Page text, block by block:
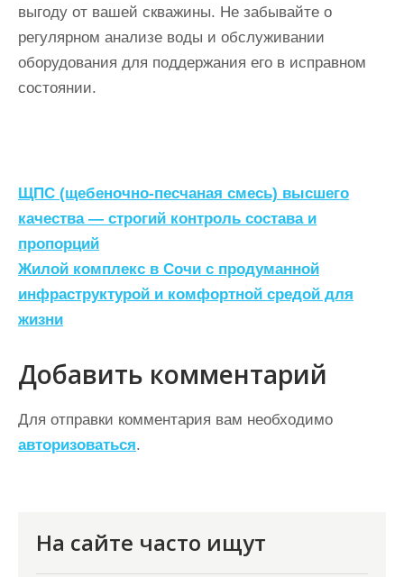
выгоду от вашей скважины. Не забывайте о
регулярном анализе воды и обслуживании
оборудования для поддержания его в исправном
состоянии.
Н
а
в
и
г
ц
я
п
ЩПС (щебеночно-песчаная смесь) высшего
качества — строгий контроль состава и
пропорций
Жилой комплекс в Сочи с продуманной
инфраструктурой и комфортной средой для
жизни
Добавить комментарий
Для отправки комментария вам необходимо
авторизоваться.
На сайте часто ищут